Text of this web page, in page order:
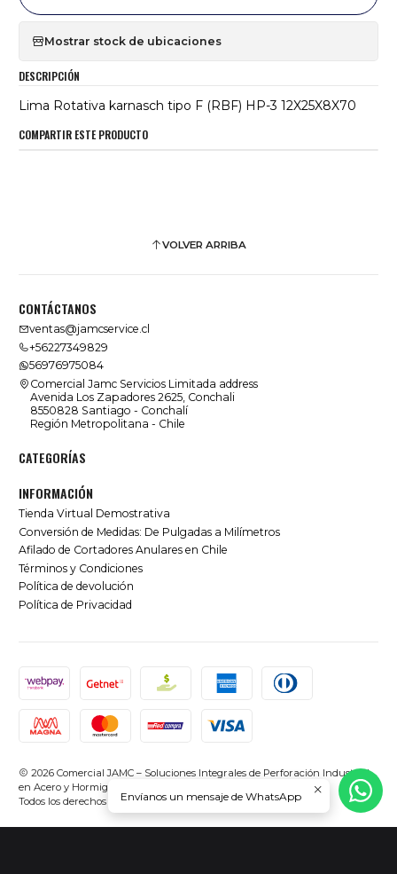
Mostrar stock de ubicaciones
DESCRIPCIÓN
Lima Rotativa karnasch tipo F (RBF) HP-3 12X25X8X70
COMPARTIR ESTE PRODUCTO
VOLVER ARRIBA
CONTÁCTANOS
ventas@jamcservice.cl
+56227349829
56976975084
Comercial Jamc Servicios Limitada address
Avenida Los Zapadores 2625, Conchali
8550828 Santiago - Conchalí
Región Metropolitana - Chile
CATEGORÍAS
INFORMACIÓN
Tienda Virtual Demostrativa
Conversión de Medidas: De Pulgadas a Milímetros
Afilado de Cortadores Anulares en Chile
Términos y Condiciones
Política de devolución
Política de Privacidad
2026 Comercial JAMC – Soluciones Integrales de Perforación Industrial
en Acero y Hormigón en Chile.
Todos los derechos reservados.Desarrollado por Jumpseller
Envíanos un mensaje de WhatsApp